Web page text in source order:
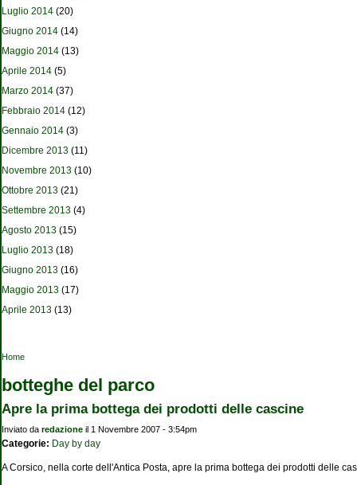
Luglio 2014 (20)
Giugno 2014 (14)
Maggio 2014 (13)
Aprile 2014 (5)
Marzo 2014 (37)
Febbraio 2014 (12)
Gennaio 2014 (3)
Dicembre 2013 (11)
Novembre 2013 (10)
Ottobre 2013 (21)
Settembre 2013 (4)
Agosto 2013 (15)
Luglio 2013 (18)
Giugno 2013 (16)
Maggio 2013 (17)
Aprile 2013 (13)
Tu sei qui
Home
botteghe del parco
Apre la prima bottega dei prodotti delle cascine
Inviato da redazione il 1 Novembre 2007 - 3:54pm
Categorie: Day by day
A Corsico, nella corte dell'Antica Posta, apre la prima bottega dei prodotti delle